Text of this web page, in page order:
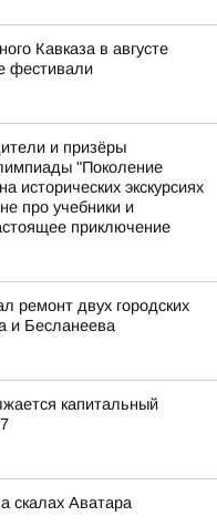
Кавказа в августе
фестивали
и призёры
"Поколение
исторических экскурсиях
про учебники и
приключение
ремонт двух городских
и Бесланеева
капитальный
скалах Аватара